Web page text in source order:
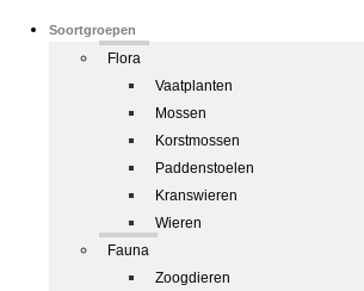
Soortgroepen
Flora
Vaatplanten
Mossen
Korstmossen
Paddenstoelen
Kranswieren
Wieren
Fauna
Zoogdieren